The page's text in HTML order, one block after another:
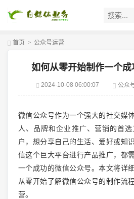
首页 > 公众号运营
如何从零开始制作一个
2024-10-08 06:00:07 公众
微信公众号作为一个强大的社交媒
人、品牌和企业推广、营销的首
户，想分享自己的生活、爱好或知
信这个巨大平台进行产品推广，都
一个成功的微信公众号。本文将详
从零开始了解微信公众号的制作流
营。